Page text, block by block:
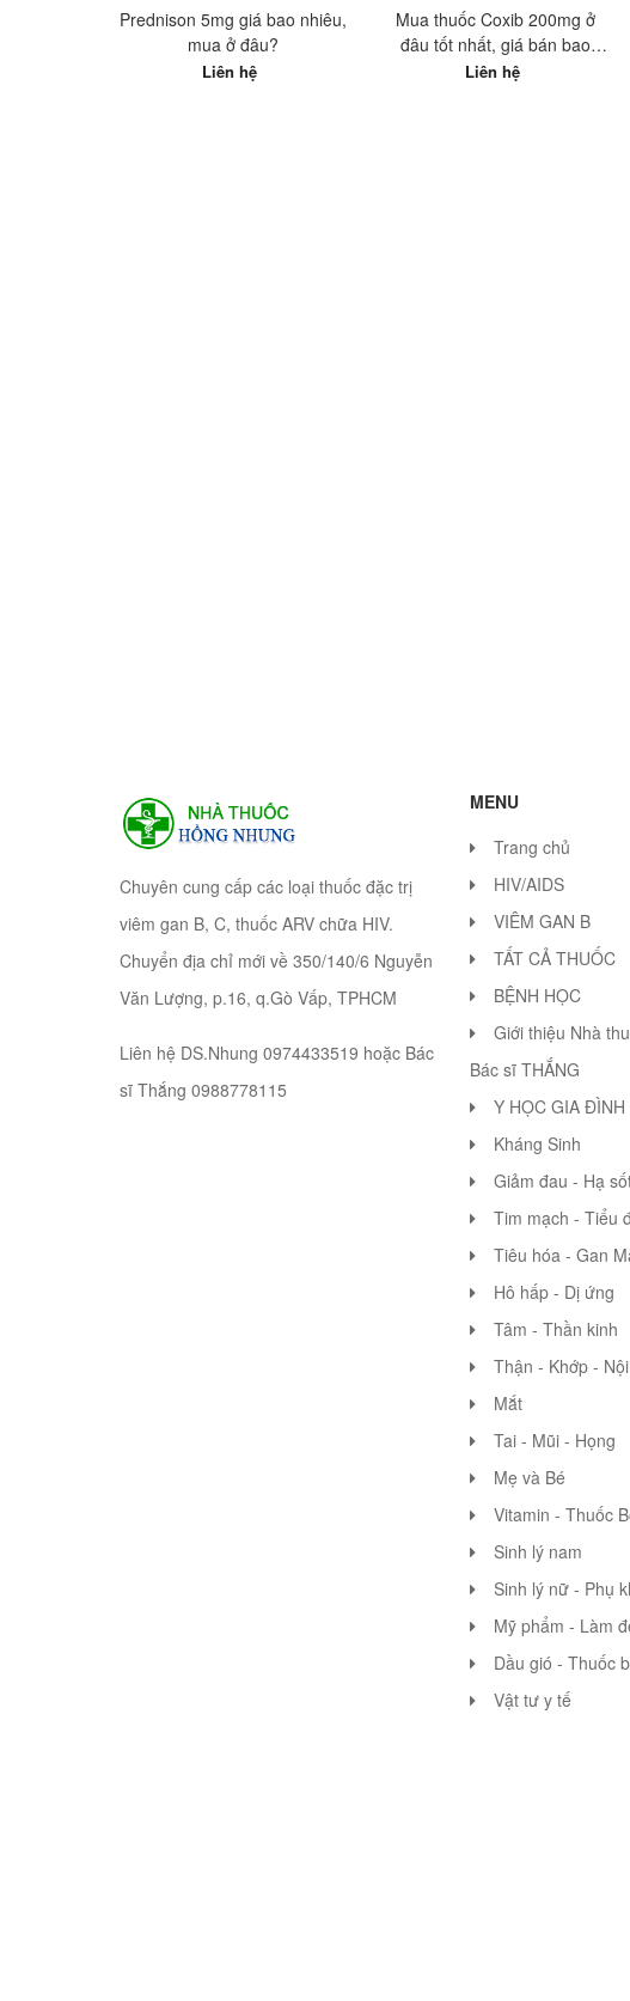
Prednison 5mg giá bao nhiêu,
mua ở đâu?
Liên hệ
Mua thuốc Coxib 200mg ở
đâu tốt nhất, giá bán bao
nhiêu?
Liên hệ
Chuyên cung cấp các loại thuốc đặc trị
viêm gan B, C, thuốc ARV chữa HIV.
Chuyển địa chỉ mới về 350/140/6 Nguyễn
Văn Lượng, p.16, q.Gò Vấp, TPHCM
Liên hệ DS.Nhung 0974433519 hoặc Bác
sĩ Thắng 0988778115
MENU
Trang chủ
HIV/AIDS
VIÊM GAN B
TẤT CẢ THUỐC
BỆNH HỌC
Giới thiệu Nhà
Bác sĩ THẮNG
Y HỌC GIA ĐÌNH
Kháng Sinh
Giảm đau - Hạ
Tim mạch - Tiểu
Tiêu hóa - Gan
Hô hấp - Dị ứng
Tâm - Thần kinh
Thận - Khớp -
Mắt
Tai - Mũi - Họng
Mẹ và Bé
Vitamin - Thuốc
Sinh lý nam
Sinh lý nữ - Phụ
Mỹ phẩm - Làm
Dầu gió - Thuốc
Vật tư y tế